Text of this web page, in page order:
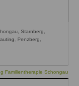
Starnberg,
Penzberg,
Familientherapie Schongau